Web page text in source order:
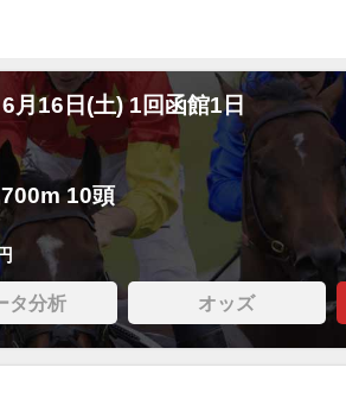
6月16日(土) 1回函館1日
10頭
タ分析 オッズ